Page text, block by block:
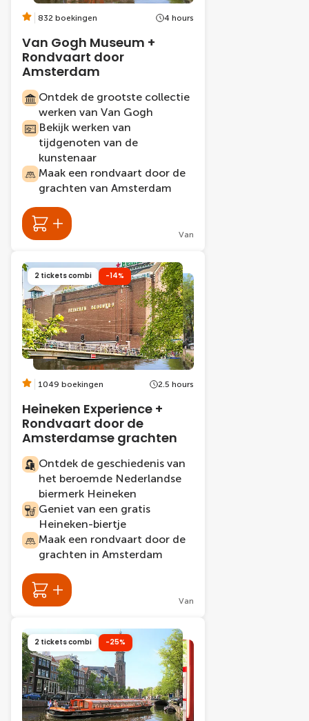
832 boekingen 4 hours
Van Gogh Museum +
Rondvaart door
Amsterdam
Ontdek de grootste collectie
werken van Van Gogh
Bekijk werken van
tijdgenoten van de
kunstenaar
Maak een rondvaart door de
grachten van Amsterdam
Van
2 tickets combi -14%
1049 boekingen 2.5 hours
Heineken Experience +
Rondvaart door de
Amsterdamse grachten
Ontdek de geschiedenis van
het beroemde Nederlandse
biermerk Heineken
Geniet van een gratis
Heineken-biertje
Maak een rondvaart door de
grachten in Amsterdam
Van
2 tickets combi -25%